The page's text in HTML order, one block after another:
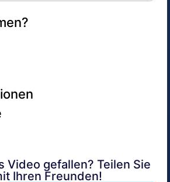
Video gefallen? Teilen Sie
Ihren Freunden!